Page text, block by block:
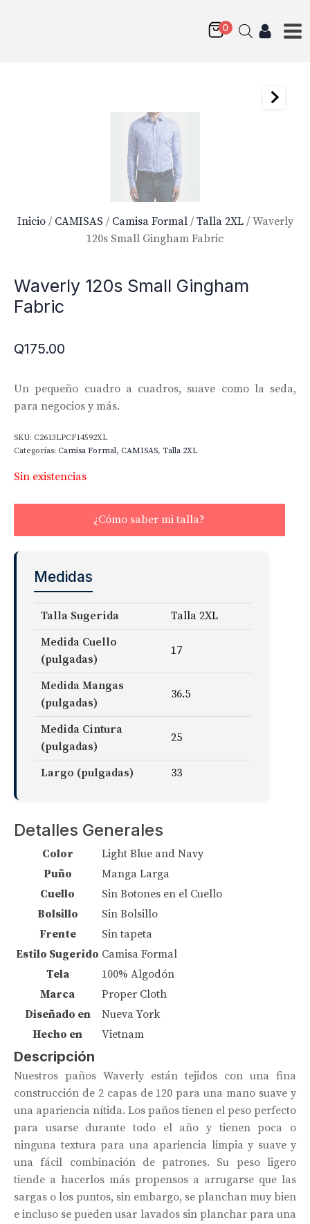
Inicio/ CAMISAS / Camisa Formal/ Talla 2XL/ Waverly
120s Small Gingham Fabric
Waverly 120s Small Gingham
Fabric
Q175.00
Un pequeño cuadro a cuadros, suave como la seda,
para negocios y más.
SKU: C2613LPCF14592XL
Categorías: Camisa Formal, CAMISAS, Talla 2XL
Sin existencias
¿Cómo saber mi talla?
Medidas
Talla Sugerida
Talla 2XL
Medida Cuello
(pulgadas)
17
Medida Mangas
(pulgadas)
36.5
Medida Cintura
(pulgadas)
25
Largo (pulgadas) 33
Detalles Generales
Color
Light Blue and Navy
Puño
Manga Larga
Cuello
Sin Botones en el Cuello
Bolsillo
Sin Bolsillo
Frente
Sin tapeta
Estilo Sugerido Camisa Formal
Tela
100% Algodón
Marca
Proper Cloth
Diseñado en
Nueva York
Hecho en
Vietnam
Descripción
Nuestros paños Waverly están tejidos con una fina
construcción de 2 capas de 120 para una mano suave y
una apariencia nítida. Los paños tienen el peso perfecto
para usarse durante todo el año y tienen poca o
ninguna textura para una apariencia limpia y suave y
una fácil combinación de patrones. Su peso ligero
tiende a hacerlos más propensos a arrugarse que las
sargas o los puntos, sin embargo, se planchan muy bien
e incluso se pueden usar lavados sin planchar para una